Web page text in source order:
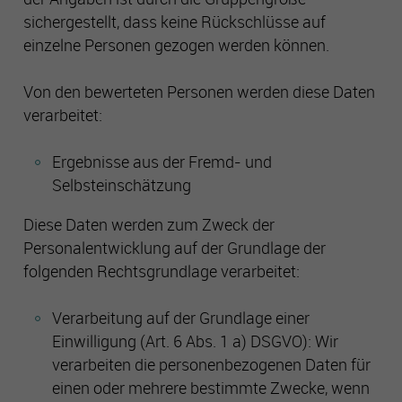
sichergestellt, dass keine Rückschlüsse auf
einzelne Personen gezogen werden können.
Von den bewerteten Personen werden diese Daten
verarbeitet:
Ergebnisse aus der Fremd- und
Selbsteinschätzung
Diese Daten werden zum Zweck der
Personalentwicklung auf der Grundlage der
folgenden Rechtsgrundlage verarbeitet:
Verarbeitung auf der Grundlage einer
Einwilligung (Art. 6 Abs. 1 a) DSGVO): Wir
verarbeiten die personenbezogenen Daten für
einen oder mehrere bestimmte Zwecke, wenn
Es besteht insbesondere das Risiko, dass Ihre Daten durch
US-Behörden zu Kontroll- und Überwachungszwecken
verarbeitet werden können.